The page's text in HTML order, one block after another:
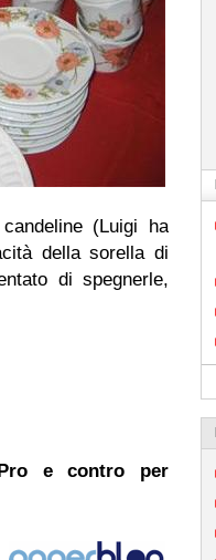
(Luigi ha
della sorella di
di spegnerle,
e contro per